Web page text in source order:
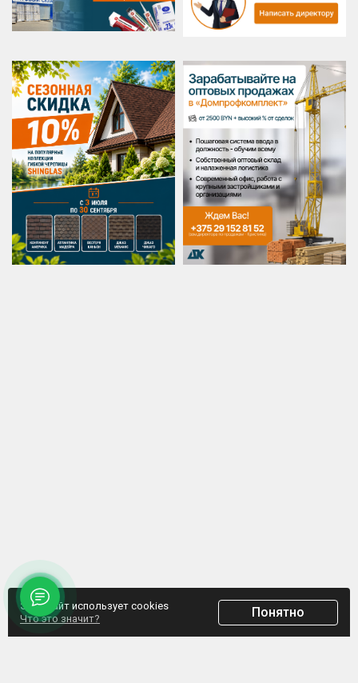
Этот сайт использует cookies
Что это значит?
Понятно